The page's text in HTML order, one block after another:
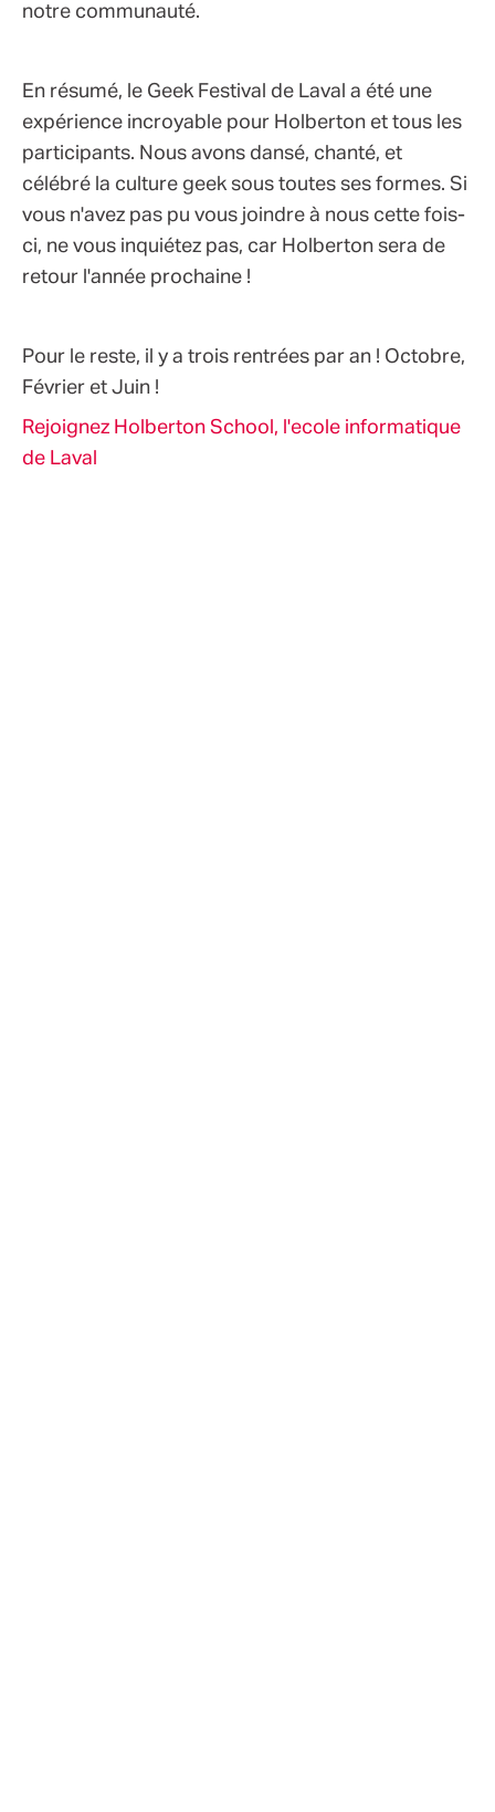
notre communauté.
En résumé, le Geek Festival de Laval a été une
expérience incroyable pour Holberton et tous les
participants. Nous avons dansé, chanté, et
célébré la culture geek sous toutes ses formes. Si
vous n'avez pas pu vous joindre à nous cette fois-
ci, ne vous inquiétez pas, car Holberton sera de
retour l'année prochaine !
Pour le reste, il y a trois rentrées par an ! Octobre,
Février et Juin !
Rejoignez Holberton School, l'ecole informatique
de Laval